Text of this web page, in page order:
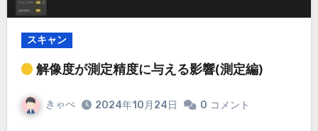
スキャン
解像度が測定精度に与える影響(測定編)
きゃべ 2024年10月24日 0 コメント